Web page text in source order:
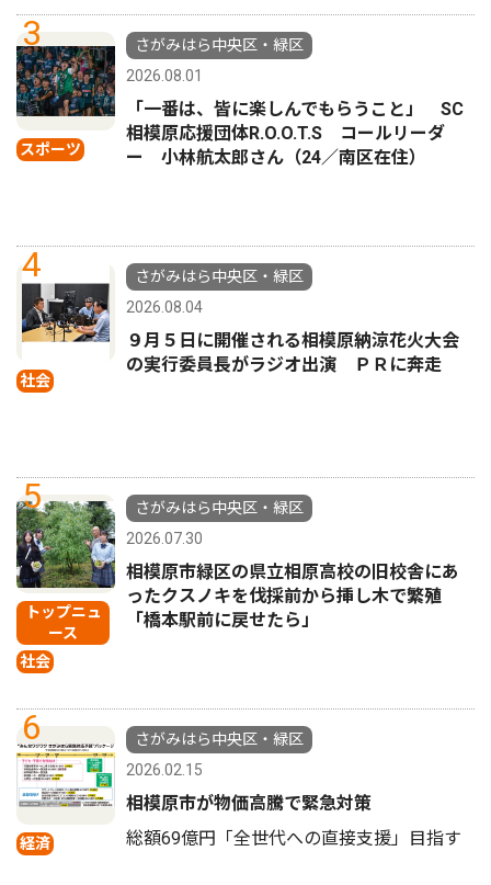
3
スポーツ
さがみはら中央区・緑区
2026.08.01
「一番は、皆に楽しんでもらうこと」 SC
相模原応援団体R.O.O.T.S コールリーダ
ー 小林航太郎さん（24／南区在住）
4
社会
さがみはら中央区・緑区
2026.08.04
９月５日に開催される相模原納涼花火大会
の実行委員長がラジオ出演 ＰＲに奔走
5
トップニュ
ース
社会
さがみはら中央区・緑区
2026.07.30
相模原市緑区の県立相原高校の旧校舎にあ
ったクスノキを伐採前から挿し木で繁殖
「橋本駅前に戻せたら」
6
経済
さがみはら中央区・緑区
2026.02.15
相模原市が物価高騰で緊急対策
総額69億円「全世代への直接支援」目指す